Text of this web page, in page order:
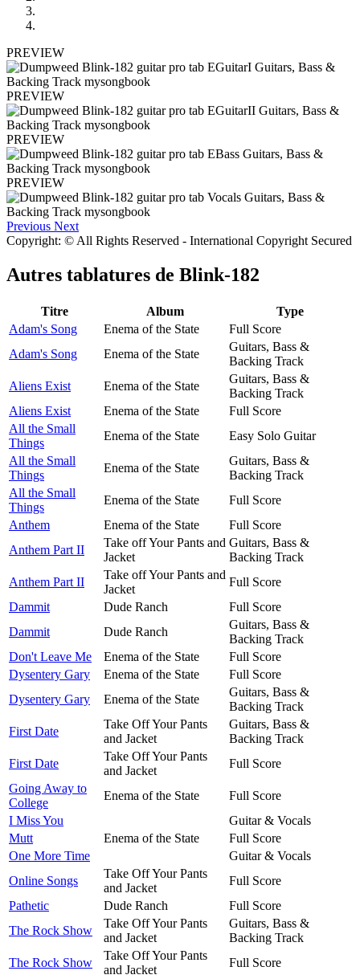
PREVIEW
PREVIEW
PREVIEW
PREVIEW
Previous Next
Copyright: © All Rights Reserved - International Copyright Secured
Autres tablatures de Blink-182
Titre Album
Type
Adam's Song
Enema of the State
Full Score
Adam's Song
Enema of the State
Guitars, Bass &
Backing Track
Aliens Exist
Enema of the State
Guitars, Bass &
Backing Track
Aliens Exist
Enema of the State
Full Score
All the Small
Things
Enema of the State
Easy Solo Guitar
All the Small
Things
Enema of the State
Guitars, Bass &
Backing Track
All the Small
Things
Enema of the State
Full Score
Anthem
Enema of the State
Full Score
Anthem Part II
Take off Your Pants and
Jacket
Guitars, Bass &
Backing Track
Anthem Part II
Take off Your Pants and
Jacket
Full Score
Dammit
Dude Ranch
Full Score
Dammit
Dude Ranch
Guitars, Bass &
Backing Track
Don't Leave Me
Enema of the State
Full Score
Dysentery Gary
Enema of the State
Full Score
Dysentery Gary
Enema of the State
Guitars, Bass &
Backing Track
First Date
Take Off Your Pants
and Jacket
Guitars, Bass &
Backing Track
First Date
Take Off Your Pants
and Jacket
Full Score
Going Away to
College
Enema of the State
Full Score
I Miss You
Guitar & Vocals
Mutt
Enema of the State
Full Score
One More Time
Guitar & Vocals
Online Songs
Take Off Your Pants
and Jacket
Full Score
Pathetic
Dude Ranch
Full Score
The Rock Show
Take Off Your Pants
and Jacket
Guitars, Bass &
Backing Track
The Rock Show
Take Off Your Pants
and Jacket
Full Score